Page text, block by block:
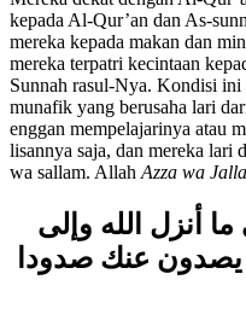
Mereka dekat dengan Al-
kepada Al-Qur’an dan As-
mereka kepada makan dan
mereka terpatri kecintaan
Sunnah rasul-Nya. Kondisi ini
munafik yang berusaha lari
enggan mempelajarinya atau
lisannya saja, dan mereka lari
ما أنزل الله وإلى
يصدون عنك صدودا